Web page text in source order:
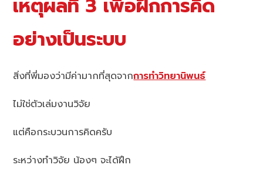
เหตุผลที่ 3 เพื่อฝึกการคิด
อย่างเป็นระบบ
สิ่งที่พี่มองว่ามีค่ามากที่สุดจากการทำวิทยานิพนธ์
ไม่ใช่ตัวเล่มงานวิจัย
แต่คือกระบวนการคิดครับ
ระหว่างทำวิจัย น้องๆ จะได้ฝึก